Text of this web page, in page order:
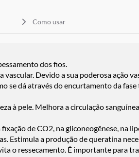
Como usar
dos fios.
Devido a sua poderosa ação
se dá através do encurtamento da
à pele. Melhora a circulação
de CO2, na gliconeogênese, na
Estimula a produção de queratina
o ressecamento. É importante para